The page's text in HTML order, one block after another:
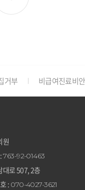
거부 비급여진료비
원
:763-92-01463
대로 507, 2층
: 070-4027-3621